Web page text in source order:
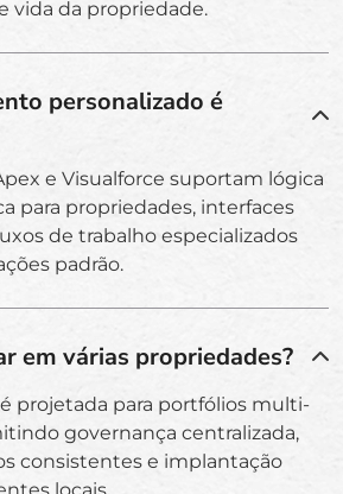
vida da propriedade.
personalizado é
e Visualforce suportam lógica
para propriedades, interfaces
de trabalho especializados
padrão.
em várias propriedades?
projetada para portfólios multi-
governança centralizada,
consistentes e implantação